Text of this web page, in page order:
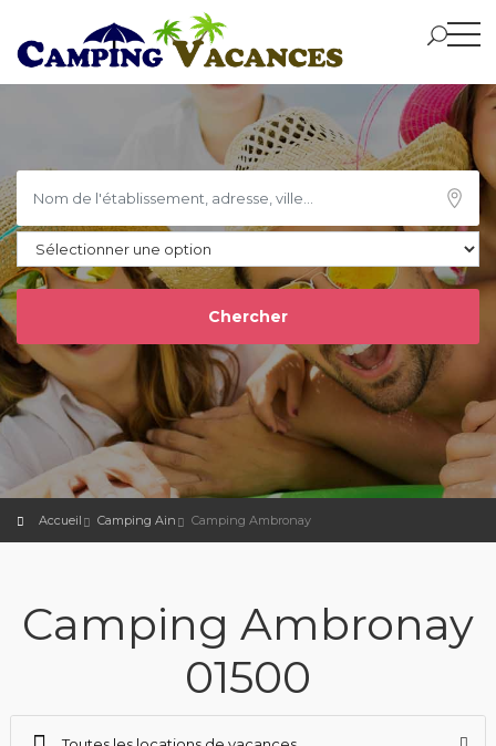
Accueil Camping Ain Camping Ambronay
Camping Ambronay
01500